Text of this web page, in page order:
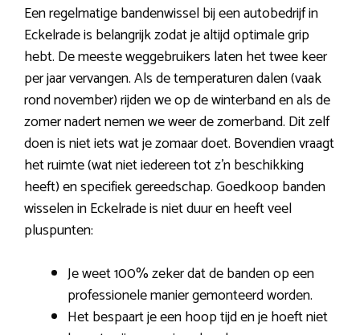
Een regelmatige bandenwissel bij een autobedrijf in
Eckelrade is belangrijk zodat je altijd optimale grip
hebt. De meeste weggebruikers laten het twee keer
per jaar vervangen. Als de temperaturen dalen (vaak
rond november) rijden we op de winterband en als de
zomer nadert nemen we weer de zomerband. Dit zelf
doen is niet iets wat je zomaar doet. Bovendien vraagt
het ruimte (wat niet iedereen tot z’n beschikking
heeft) en specifiek gereedschap. Goedkoop banden
wisselen in Eckelrade is niet duur en heeft veel
pluspunten:
Je weet 100% zeker dat de banden op een
professionele manier gemonteerd worden.
Het bespaart je een hoop tijd en je hoeft niet